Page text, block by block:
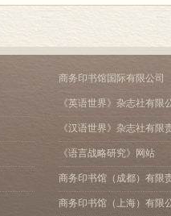
商务印书馆国际有限公司
《英语世界》杂志社有限
《汉语世界》杂志社有限
《语言战略研究》网站
商务印书馆（成都）有限
商务印书馆（上海）有限